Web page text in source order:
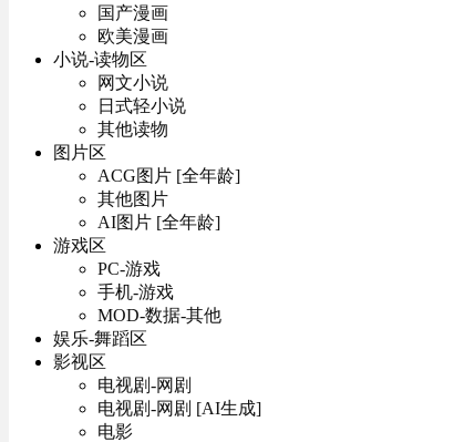
国产漫画
欧美漫画
小说-读物区
网文小说
日式轻小说
其他读物
图片区
ACG图片 [全年龄]
其他图片
AI图片 [全年龄]
游戏区
PC-游戏
手机-游戏
MOD-数据-其他
娱乐-舞蹈区
影视区
电视剧-网剧
电视剧-网剧 [AI生成]
电影